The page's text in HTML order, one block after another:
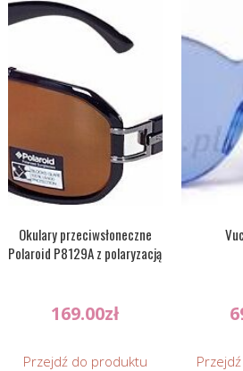
Okulary przeciwsłoneczne
Polaroid P8129A z polaryzacją
169.00zł
Przejdź do produktu